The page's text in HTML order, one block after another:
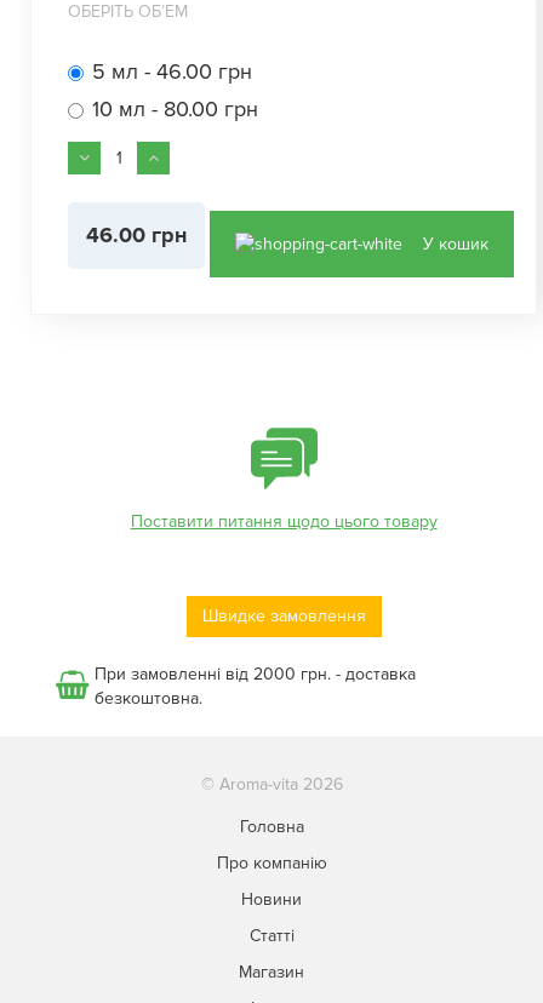
ОБЕРІТЬ ОБʼЕМ
5 мл - 46.00 грн
10 мл - 80.00 грн
46.00 грн У кошик
Поставити питання щодо цього товару
Швидке замовлення
При замовленні від 2000 грн. - доставка
безкоштовна.
© Aroma-vita 2026
Головна
Про компанію
Новини
Статті
Магазин